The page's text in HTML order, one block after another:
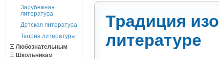
Зарубежная
литература
Детская литература
Теория литературы
Любознательным
Школьникам
Традиция
литературе